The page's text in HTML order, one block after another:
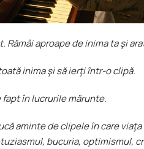
Rămâi aproape de inima ta şi
inima şi să ierţi într-o clipă.
fapt în lucrurile mărunte.
aminte de clipele în care
bucuria, optimismul,